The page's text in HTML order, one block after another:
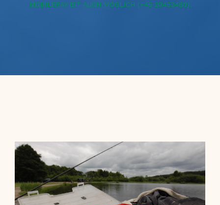
MOBILEPAY IST AUCH MÖGLICH (+45 29453480).